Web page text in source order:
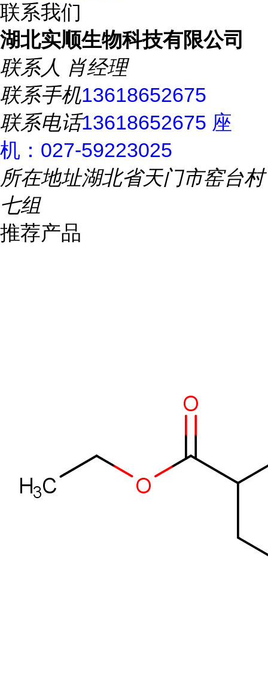
联系我们
湖北实顺生物科技有限公司
联系人 肖经理
联系手机13618652675
联系电话13618652675 座
机：027-59223025
所在地址湖北省天门市窑台村
七组
推荐产品